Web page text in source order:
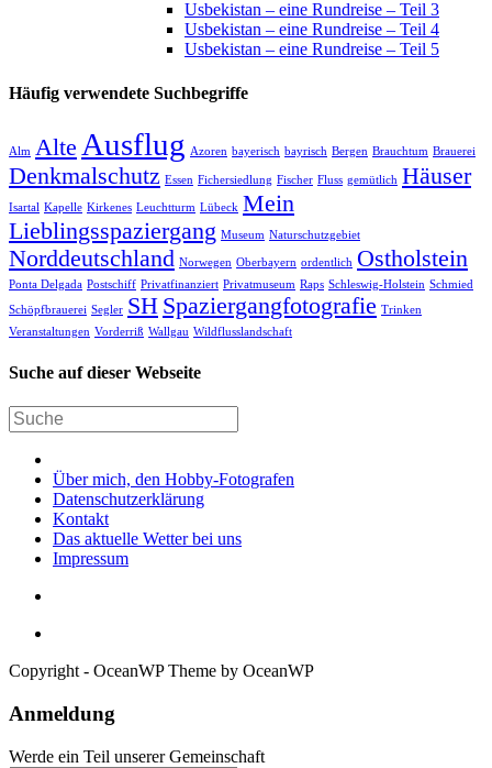
Usbekistan – eine Rundreise – Teil 3
Usbekistan – eine Rundreise – Teil 4
Usbekistan – eine Rundreise – Teil 5
Häufig verwendete Suchbegriffe
Alm Alte Ausflug Azoren bayerisch bayrisch Bergen Brauchtum Brauerei
Denkmalschutz Essen Fichersiedlung Fischer Fluss gemütlich Häuser
Isartal Kapelle Kirkenes Leuchtturm Lübeck Mein
Lieblingsspaziergang Museum Naturschutzgebiet
Norddeutschland Norwegen Oberbayern ordentlich Ostholstein
Ponta Delgada Postschiff Privatfinanziert Privatmuseum Raps Schleswig-Holstein Schmied
Schöpfbrauerei Segler SH Spaziergangfotografie Trinken
Veranstaltungen Vorderriß Wallgau Wildflusslandschaft
Suche auf dieser Webseite
Über mich, den Hobby-Fotografen
Datenschutzerklärung
Kontakt
Das aktuelle Wetter bei uns
Impressum
Copyright - OceanWP Theme by OceanWP
Anmeldung
Werde ein Teil unserer Gemeinschaft